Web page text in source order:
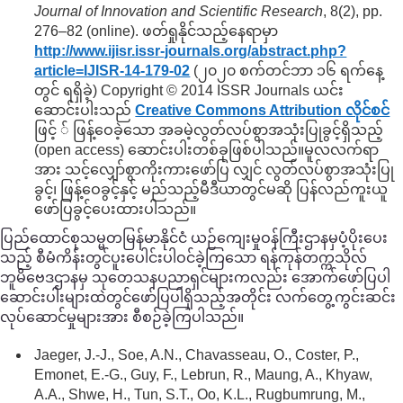
Journal of Innovation and Scientific Research, 8(2), pp.
276–82 (online). ဖတ်ရှုနိုင်သည့်နေရာမှာ
http://www.ijisr.issr-journals.org/abstract.php?
article=IJISR-14-179-02 (၂၀၂၀ စက်တင်ဘာ ၁၆ ရက်နေ့
တွင် ရရှိခဲ့) Copyright © 2014 ISSR Journals ယင်း
ဆောင်းပါးသည်Creative Commons Attribution လိုင်စင်
ဖြင့် ် ဖြန့်ဝေခဲ့သော အခမဲ့လွတ်လပ်စွာအသုံးပြုခွင့်ရှိသည့်
(open access) ဆောင်းပါးတစ်ခုဖြစ်ပါသည်။မူလလက်ရာ
အား သင့်လျှော်စွာကိုးကားဖော်ပြ လျှင် လွတ်လပ်စွာအသုံးပြု
ခွင့်၊ ဖြန့်ဝေခွင့်နှင့် မည်သည့်မီဒီယာတွင်မဆို ပြန်လည်ကူးယူ
ဖော်ပြခွင့်ပေးထားပါသည်။
ပြည်ထောင်စုသမ္မတမြန်မာနိုင်ငံ ယဉ်ကျေးမှုဝန်ကြီးဌာနမှပံ့ပိုးပေး
သည့် စီမံကိန်းတွင်ပူးပေါင်းပါဝင်ခဲ့ကြသော ရန်ကုန်တက္ကသိုလ်
ဘူမိဗေဒဌာနမှ သုတေသနပညာရှင်များကလည်း အောက်ဖော်ပြပါ
ဆောင်းပါးများထဲတွင်ဖော်ပြပါရှိသည့်အတိုင်း လက်တွေ့ကွင်းဆင်း
လုပ်ဆောင်မှုများအား စီစဉ်ခဲ့ကြပါသည်။
Jaeger, J.-J., Soe, A.N., Chavasseau, O., Coster, P.,
Emonet, E.-G., Guy, F., Lebrun, R., Maung, A., Khyaw,
A.A., Shwe, H., Tun, S.T., Oo, K.L., Rugbumrung, M.,